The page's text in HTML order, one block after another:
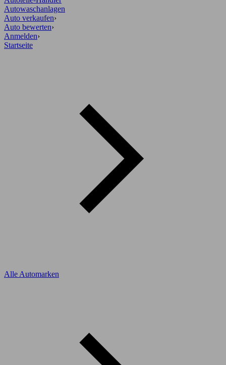
Autowaschanlagen
Auto verkaufen›
Auto bewerten›
Anmelden›
Startseite
Alle Automarken